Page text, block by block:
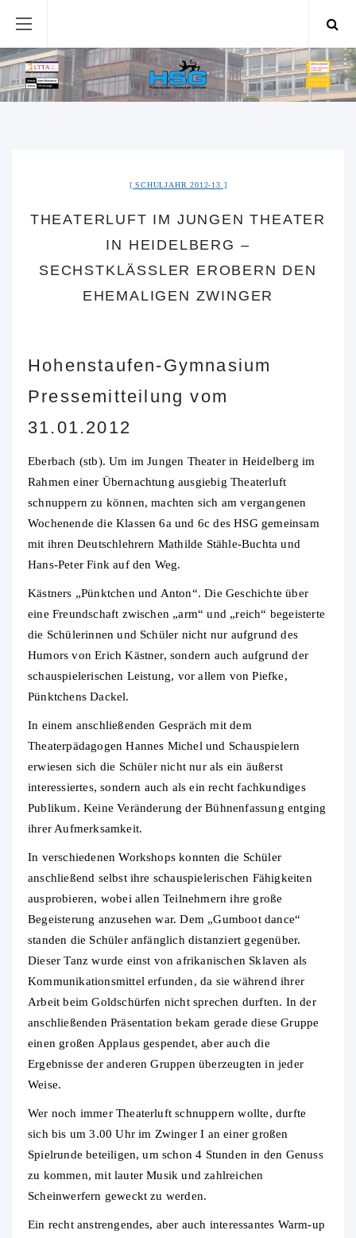
SCHULJAHR 2012-13
THEATERLUFT IM JUNGEN THEATER
IN HEIDELBERG –
SECHSTKLÄSSLER EROBERN DEN
EHEMALIGEN ZWINGER
Hohenstaufen-Gymnasium
Pressemitteilung vom
31.01.2012
Eberbach (stb). Um im Jungen Theater in Heidelberg im
Rahmen einer Übernachtung ausgiebig Theaterluft
schnuppern zu können, machten sich am vergangenen
Wochenende die Klassen 6a und 6c des HSG gemeinsam
mit ihren Deutschlehrern Mathilde Stähle-Buchta und
Hans-Peter Fink auf den Weg.
Kästners „Pünktchen und Anton“. Die Geschichte über
eine Freundschaft zwischen „arm“ und „reich“ begeisterte
die Schülerinnen und Schüler nicht nur aufgrund des
Humors von Erich Kästner, sondern auch aufgrund der
schauspielerischen Leistung, vor allem von Piefke,
Pünktchens Dackel.
In einem anschließenden Gespräch mit dem
Theaterpädagogen Hannes Michel und Schauspielern
erwiesen sich die Schüler nicht nur als ein äußerst
interessiertes, sondern auch als ein recht fachkundiges
Publikum. Keine Veränderung der Bühnenfassung entging
ihrer Aufmerksamkeit.
In verschiedenen Workshops konnten die Schüler
anschließend selbst ihre schauspielerischen Fähigkeiten
ausprobieren, wobei allen Teilnehmern ihre große
Begeisterung anzusehen war. Dem „Gumboot dance“
standen die Schüler anfänglich distanziert gegenüber.
Dieser Tanz wurde einst von afrikanischen Sklaven als
Kommunikationsmittel erfunden, da sie während ihrer
Arbeit beim Goldschürfen nicht sprechen durften. In der
anschließenden Präsentation bekam gerade diese Gruppe
einen großen Applaus gespendet, aber auch die
Ergebnisse der anderen Gruppen überzeugten in jeder
Weise.
Wer noch immer Theaterluft schnuppern wollte, durfte
sich bis um 3.00 Uhr im Zwinger I an einer großen
Spielrunde beteiligen, um schon 4 Stunden in den Genuss
zu kommen, mit lauter Musik und zahlreichen
Scheinwerfern geweckt zu werden.
Ein recht anstrengendes, aber auch interessantes Warm-up